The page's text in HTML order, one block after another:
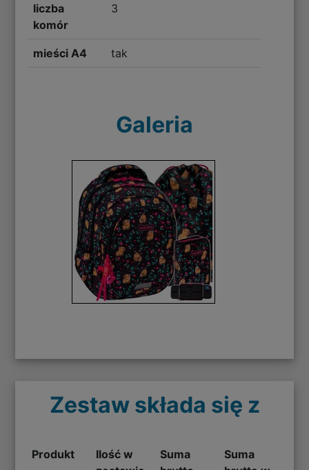
liczba
komór
3
mieści A4 tak
Galeria
Zestaw składa się z
Produkt
Ilość w
Suma
Suma